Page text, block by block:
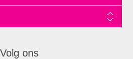
Volg ons